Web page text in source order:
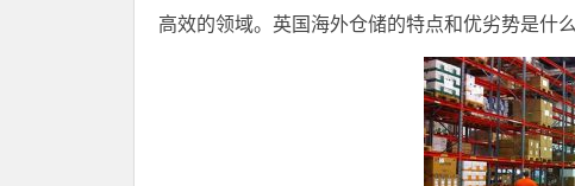
高效的领域。英国海外仓储的特点和优劣势是什